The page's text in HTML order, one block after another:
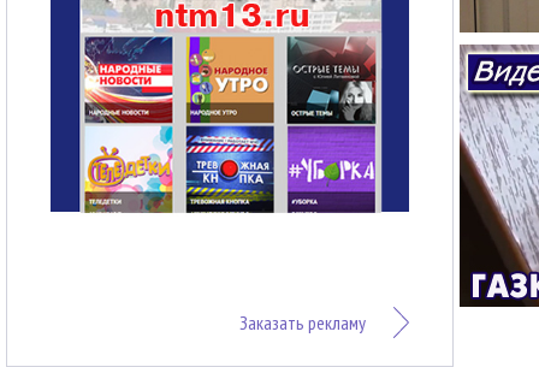
Заказать рекламу